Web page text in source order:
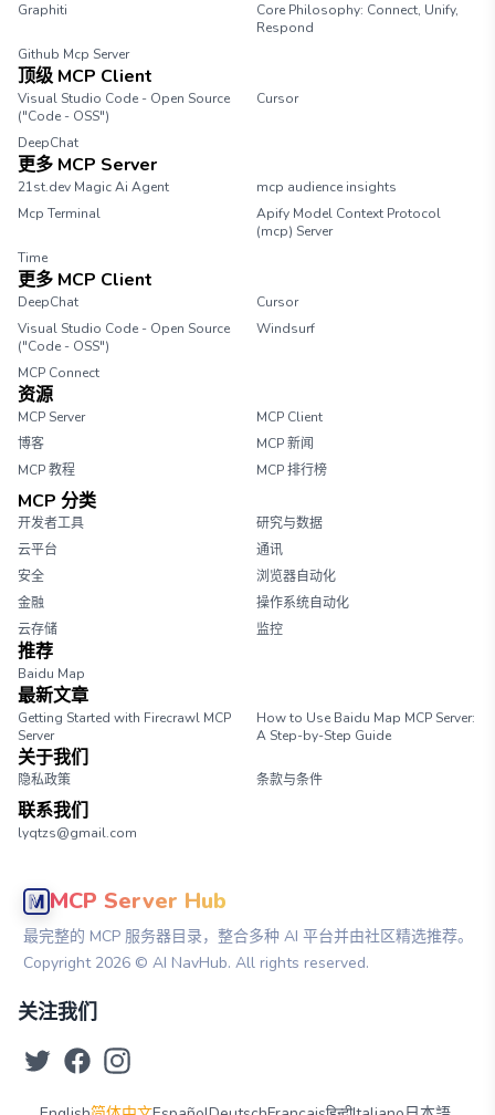
Graphiti
Core Philosophy: Connect, Unify,
Respond
Github Mcp Server
顶级 MCP Client
Visual Studio Code - Open Source
("Code - OSS")
Cursor
DeepChat
更多 MCP Server
21st.dev Magic Ai Agent
mcp audience insights
Mcp Terminal
Apify Model Context Protocol
(mcp) Server
Time
更多 MCP Client
DeepChat
Cursor
Visual Studio Code - Open Source
("Code - OSS")
Windsurf
MCP Connect
资源
MCP Server
MCP Client
博客
MCP 新闻
MCP 教程
MCP 排行榜
MCP 分类
开发者工具
研究与数据
云平台
通讯
安全
浏览器自动化
金融
操作系统自动化
云存储
监控
推荐
Baidu Map
最新文章
Getting Started with Firecrawl MCP
Server
How to Use Baidu Map MCP Server:
A Step-by-Step Guide
关于我们
隐私政策 条款与条件
联系我们
lyqtzs@gmail.com
MCP Server Hub
最完整的 MCP 服务器目录，整合多种 AI 平台并由社区精选推荐。
Copyright 2026© AI NavHub. All rights reserved.
关注我们